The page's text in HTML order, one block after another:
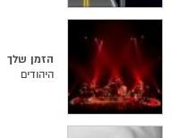
הזמן שלך
היהודים